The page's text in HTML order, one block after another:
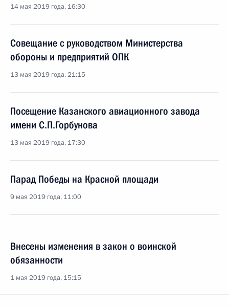
14 мая 2019 года, 16:30
Совещание с руководством Министерства
обороны и предприятий ОПК
13 мая 2019 года, 21:15
Посещение Казанского авиационного завода
имени С.П.Горбунова
13 мая 2019 года, 17:30
Парад Победы на Красной площади
9 мая 2019 года, 11:00
Внесены изменения в закон о воинской
обязанности
1 мая 2019 года, 15:15